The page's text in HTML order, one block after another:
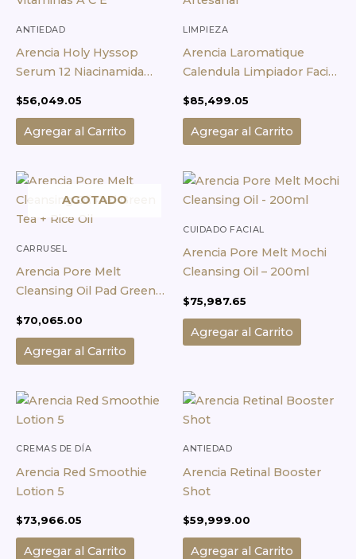
ANTIEDAD
Arencia Holy Hyssop
Serum 12 Niacinamida
$56,049.05
Agregar al Carrito
LIMPIEZA
Arencia Laromatique
Calendula Limpiador Facial
$85,499.05
Agregar al Carrito
AGOTADO
CARRUSEL
Arencia Pore Melt
Cleansing Oil Pad Green
$70,065.00
Agregar al Carrito
CUIDADO FACIAL
Arencia Pore Melt Mochi
Cleansing Oil – 200ml
$75,987.65
Agregar al Carrito
CREMAS DE DÍA
Arencia Red Smoothie
Lotion 5
$73,966.05
Agregar al Carrito
ANTIEDAD
Arencia Retinal Booster
Shot
$59,999.00
Agregar al Carrito